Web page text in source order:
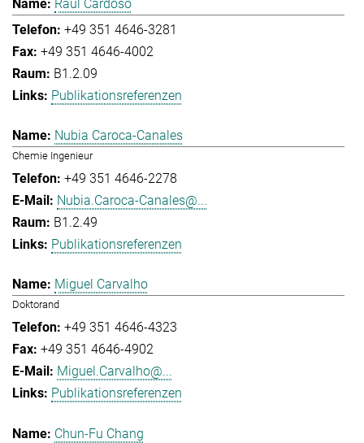
Raul Cardoso
+49 351 4646-3281
+49 351 4646-4002
B1.2.09
Publikationsreferenzen
Nubia Caroca-Canales
Chemie Ingenieur
+49 351 4646-2278
Nubia.Caroca-Canales@...
B1.2.49
Publikationsreferenzen
Miguel Carvalho
Doktorand
+49 351 4646-4323
+49 351 4646-4902
Miguel.Carvalho@...
Publikationsreferenzen
Chun-Fu Chang